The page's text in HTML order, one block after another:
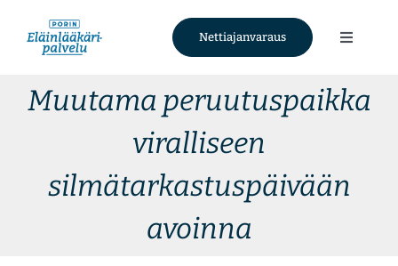
content
Nettiajanvaraus
Toggle
Tietoa meistä
Ajankohtaista
Muutama peruutuspaikka
viralliseen
silmätarkastuspäivään
avoinna